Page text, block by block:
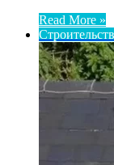
Read More »